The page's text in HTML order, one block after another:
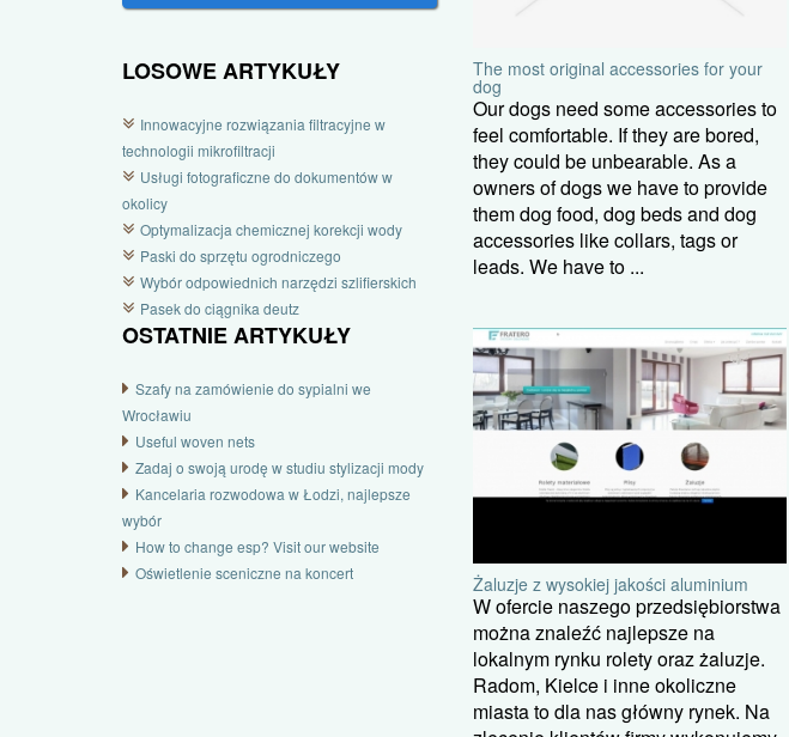
LOSOWE ARTYKUŁY
Innowacyjne rozwiązania filtracyjne w
technologii mikrofiltracji
Usługi fotograficzne do dokumentów w
okolicy
Optymalizacja chemicznej korekcji wody
Paski do sprzętu ogrodniczego
Wybór odpowiednich narzędzi szlifierskich
Pasek do ciągnika deutz
OSTATNIE ARTYKUŁY
Szafy na zamówienie do sypialni we
Wrocławiu
Useful woven nets
Zadaj o swoją urodę w studiu stylizacji mody
Kancelaria rozwodowa w Łodzi, najlepsze
wybór
How to change esp? Visit our website
Oświetlenie sceniczne na koncert
The most original accessories for your
dog
Our dogs need some accessories to
feel comfortable. If they are bored,
they could be unbearable. As a
owners of dogs we have to provide
them dog food, dog beds and dog
accessories like collars, tags or
leads. We have to ...
Żaluzje z wysokiej jakości aluminium
W ofercie naszego przedsiębiorstwa
można znaleźć najlepsze na
lokalnym rynku rolety oraz żaluzje.
Radom, Kielce i inne okoliczne
miasta to dla nas główny rynek. Na